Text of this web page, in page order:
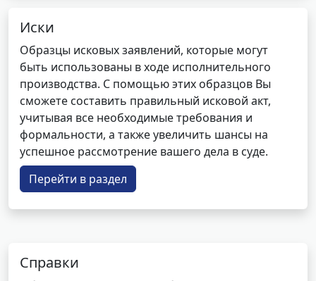
Иски
Образцы исковых заявлений, которые могут
быть использованы в ходе исполнительного
производства. С помощью этих образцов Вы
сможете составить правильный исковой акт,
учитывая все необходимые требования и
формальности, а также увеличить шансы на
успешное рассмотрение вашего дела в суде.
Перейти в раздел
Справки